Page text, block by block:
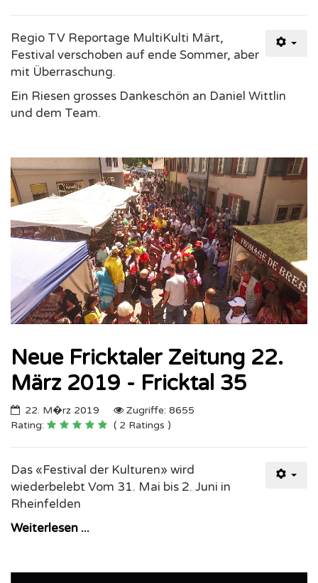
Regio TV Reportage MultiKulti Märt,
Festival verschoben auf ende Sommer, aber
mit Überraschung.
Ein Riesen grosses Dankeschön an Daniel Wittlin
und dem Team.
Neue Fricktaler Zeitung 22.
März 2019 - Fricktal 35
22. M�rz 2019
Zugriffe: 8655
Rating:
( 2 Ratings )
Das «Festival der Kulturen» wird
wiederbelebt Vom 31. Mai bis 2. Juni in
Rheinfelden
Weiterlesen ...